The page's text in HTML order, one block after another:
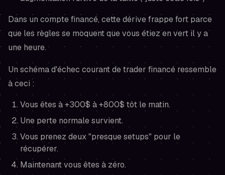
Dans un compte financé, cette dérive frappe fort parce
que les règles se moquent que vous étiez en vert il y a
une heure.
Un schéma d'échec courant de trader financé ressemble
à ceci :
Vous êtes à +300$ à +800$ tôt le matin.
Une perte normale survient.
Vous prenez deux "presque setups" pour le
récupérer.
Maintenant vous êtes à zéro.